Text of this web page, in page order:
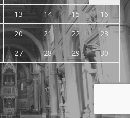
13 14 15
16
20 21 22
23
27 28 29
30